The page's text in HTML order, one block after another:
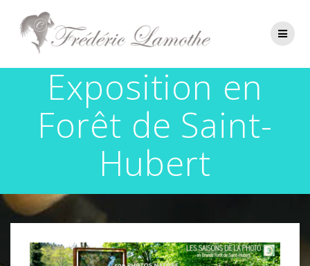
contenu
Exposition en
Forêt de Saint-
Hubert